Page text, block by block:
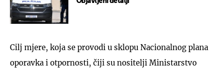
Cilj mjere, koja se provodi u sklopu Nacionalnog plana
oporavka i otpornosti, čiji su nositelji Ministarstvo